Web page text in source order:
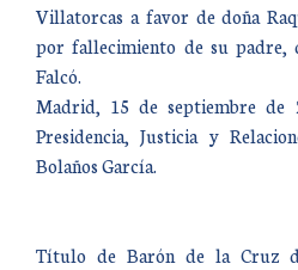
Villatorcas a favor de doña
por fallecimiento de su padre,
Falcó.
Madrid, 15 de septiembre
Presidencia, Justicia y
Bolaños García.
Título de Barón de la Cruz